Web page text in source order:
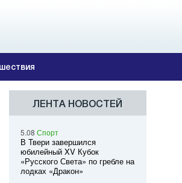
ЛЕНТА НОВОСТЕЙ
5.08 Спорт
В Твери завершился
юбилейный XV Кубок
«Русского Света» по гребле на
лодках «Дракон»